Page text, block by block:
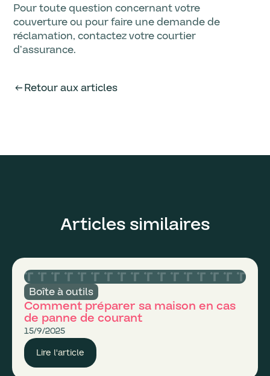
Pour toute question concernant votre
couverture ou pour faire une demande de
réclamation, contactez votre courtier
d’assurance.
arrow_left_altRetour aux articles
Articles similaires
Boîte à outils
Comment préparer sa maison en cas
de panne de courant
15/9/2025
Lire l'article